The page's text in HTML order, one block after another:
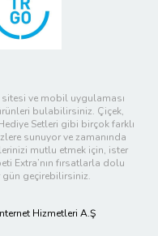
sitesi ve mobil uygulaması
bulabilirsiniz. Çiçek,
Setleri gibi birçok farklı
sunuyor ve zamanında
mutlu etmek için, ister
Extra’nın fırsatlarla dolu
gün geçirebilirsiniz.
Hizmetleri A.Ş